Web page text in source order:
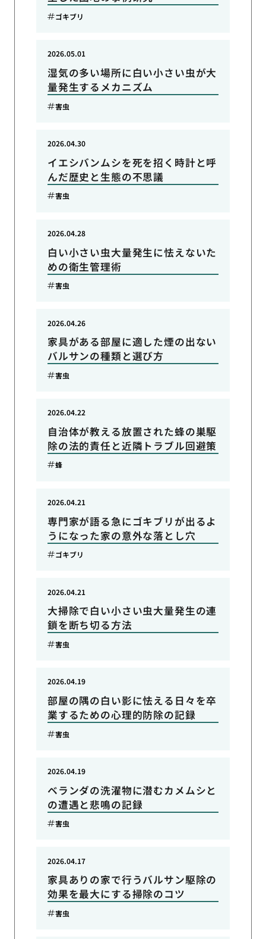
ゴキブリ
湿気の多い場所に白い小さい虫が大
量発生するメカニズム
2026.05.01
害虫
イエシバンムシを死を招く時計と呼
んだ歴史と生態の不思議
2026.04.30
害虫
白い小さい虫大量発生に怯えないた
めの衛生管理術
2026.04.28
害虫
家具がある部屋に適した煙の出ない
バルサンの種類と選び方
2026.04.26
害虫
自治体が教える放置された蜂の巣駆
除の法的責任と近隣トラブル回避策
2026.04.22
蜂
専門家が語る急にゴキブリが出るよ
うになった家の意外な落とし穴
2026.04.21
ゴキブリ
大掃除で白い小さい虫大量発生の連
鎖を断ち切る方法
2026.04.21
害虫
部屋の隅の白い影に怯える日々を卒
業するための心理的防除の記録
2026.04.19
害虫
ベランダの洗濯物に潜むカメムシと
の遭遇と悲鳴の記録
2026.04.19
害虫
家具ありの家で行うバルサン駆除の
効果を最大にする掃除のコツ
2026.04.17
害虫